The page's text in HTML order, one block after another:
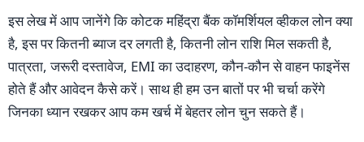
इस लेख में आप जानेंगे कि कोटक महिंद्रा बैंक कॉमर्शियल व्हीकल लोन क्या
है, इस पर कितनी ब्याज दर लगती है, कितनी लोन राशि मिल सकती है,
पात्रता, जरूरी दस्तावेज, EMI का उदाहरण, कौन-कौन से वाहन फाइनेंस
होते हैं और आवेदन कैसे करें। साथ ही हम उन बातों पर भी चर्चा करेंगे
जिनका ध्यान रखकर आप कम खर्च में बेहतर लोन चुन सकते हैं।